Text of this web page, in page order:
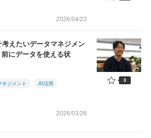
2026/04/23
えたいデータマネジメン
にデータを使える状
ネジメント AI活用
2026/03/26
3